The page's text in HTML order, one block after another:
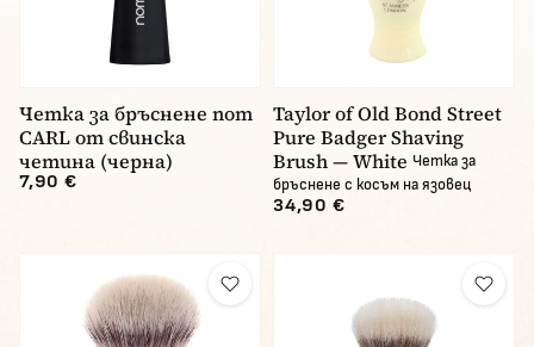
Четка за бръснене nom
CARL от свинска
четина (черна)
7,90 €
Taylor of Old Bond Street
Pure Badger Shaving
Brush — White Четка за
бръснене с косъм на язовец
34,90 €